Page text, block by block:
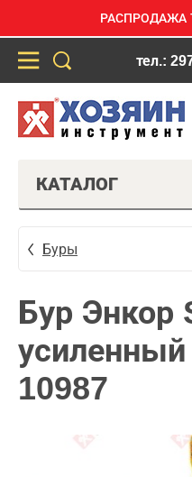
РАСПРОДАЖА
тел.:
КАТАЛОГ
Буры
Бур Энкор
10987